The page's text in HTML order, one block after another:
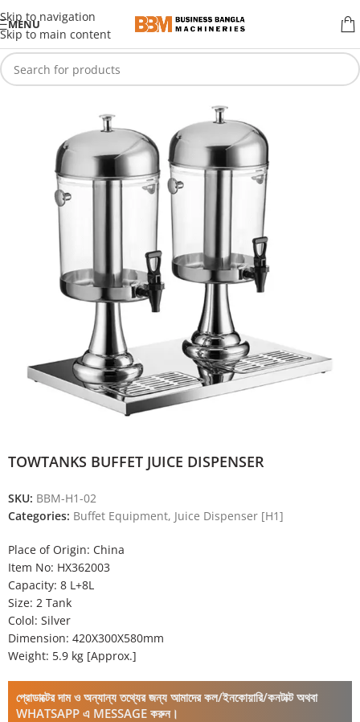
Skip to navigation
Skip to main content
MENU
TOWTANKS BUFFET JUICE DISPENSER
SKU: BBM-H1-02
Categories: Buffet Equipment, Juice Dispenser [H1]
Place of Origin: China
Item No: HX362003
Capacity: 8 L+8L
Size: 2 Tank
Colol: Silver
Dimension: 420X300X580mm
Weight: 5.9 kg [Approx.]
প্রোডাক্টের দাম ও অন্যান্য তথ্যের জন্য আমাদের কল/ইনকোয়ারি/কনটাক্ট অথবা
WHATSAPP এ MESSAGE করুন।